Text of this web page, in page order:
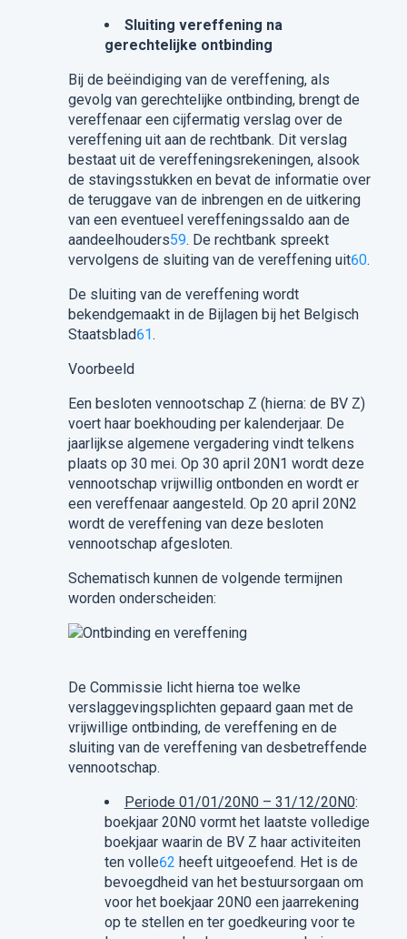
Sluiting vereffening na
gerechtelijke ontbinding
Bij de beëindiging van de vereffening, als
gevolg van gerechtelijke ontbinding, brengt de
vereffenaar een cijfermatig verslag over de
vereffening uit aan de rechtbank. Dit verslag
bestaat uit de vereffeningsrekeningen, alsook
de stavingsstukken en bevat de informatie over
de teruggave van de inbrengen en de uitkering
van een eventueel vereffeningssaldo aan de
aandeelhouders59. De rechtbank spreekt
vervolgens de sluiting van de vereffening uit60.
De sluiting van de vereffening wordt
bekendgemaakt in de Bijlagen bij het Belgisch
Staatsblad61.
Voorbeeld
Een besloten vennootschap Z (hierna: de BV Z)
voert haar boekhouding per kalenderjaar. De
jaarlijkse algemene vergadering vindt telkens
plaats op 30 mei. Op 30 april 20N1 wordt deze
vennootschap vrijwillig ontbonden en wordt er
een vereffenaar aangesteld. Op 20 april 20N2
wordt de vereffening van deze besloten
vennootschap afgesloten.
Schematisch kunnen de volgende termijnen
worden onderscheiden:
De Commissie licht hierna toe welke
verslaggevingsplichten gepaard gaan met de
vrijwillige ontbinding, de vereffening en de
sluiting van de vereffening van desbetreffende
vennootschap.
Periode 01/01/20N0 – 31/12/20N0:
boekjaar 20N0 vormt het laatste volledige
boekjaar waarin de BV Z haar activiteiten
ten volle62 heeft uitgeoefend. Het is de
bevoegdheid van het bestuursorgaan om
voor het boekjaar 20N0 een jaarrekening
op te stellen en ter goedkeuring voor te